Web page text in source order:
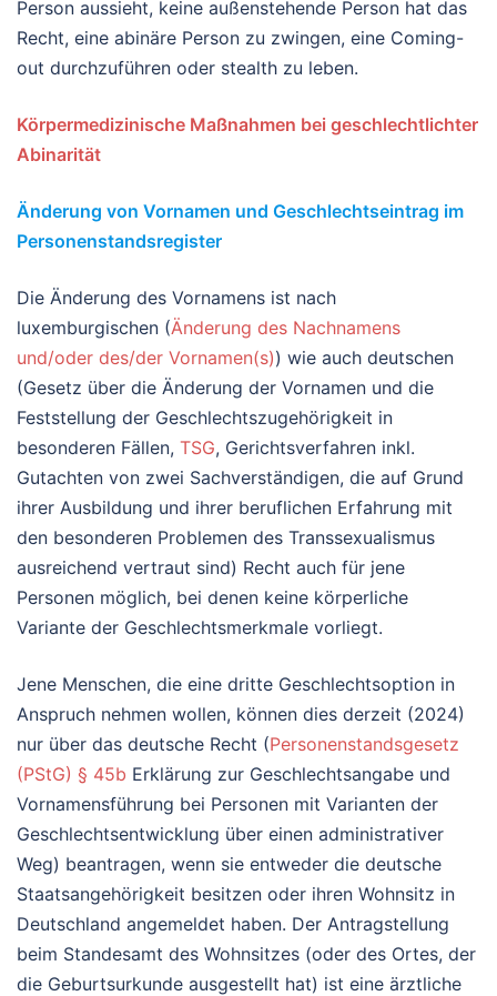
Person aussieht, keine außenstehende Person hat das
Recht, eine abinäre Person zu zwingen, eine Coming-
out durchzuführen oder stealth zu leben.
Körpermedizinische Maßnahmen bei geschlechtlichter
Abinarität
Änderung von Vornamen und Geschlechtseintrag im
Personenstandsregister
Die Änderung des Vornamens ist nach
luxemburgischen (Änderung des Nachnamens
und/oder des/der Vornamen(s)) wie auch deutschen
(Gesetz über die Änderung der Vornamen und die
Feststellung der Geschlechtszugehörigkeit in
besonderen Fällen, TSG, Gerichtsverfahren inkl.
Gutachten von zwei Sachverständigen, die auf Grund
ihrer Ausbildung und ihrer beruflichen Erfahrung mit
den besonderen Problemen des Transsexualismus
ausreichend vertraut sind) Recht auch für jene
Personen möglich, bei denen keine körperliche
Variante der Geschlechtsmerkmale vorliegt.
Jene Menschen, die eine dritte Geschlechtsoption in
Anspruch nehmen wollen, können dies derzeit (2024)
nur über das deutsche Recht (Personenstandsgesetz
(PStG) § 45b Erklärung zur Geschlechtsangabe und
Vornamensführung bei Personen mit Varianten der
Geschlechtsentwicklung über einen administrativer
Weg) beantragen, wenn sie entweder die deutsche
Staatsangehörigkeit besitzen oder ihren Wohnsitz in
Deutschland angemeldet haben. Der Antragstellung
beim Standesamt des Wohnsitzes (oder des Ortes, der
die Geburtsurkunde ausgestellt hat) ist eine ärztliche